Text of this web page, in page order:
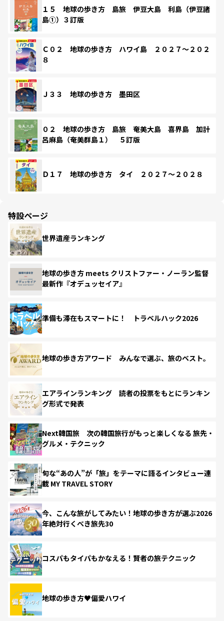
１５ 地球の歩き方 島旅 伊豆大島 利島（伊豆諸
島①）３訂版
Ｃ０２ 地球の歩き方 ハワイ島 ２０２７～２０２
８
Ｊ３３ 地球の歩き方 墨田区
０２ 地球の歩き方 島旅 奄美大島 喜界島 加計
呂麻島（奄美群島１） ５訂版
Ｄ１７ 地球の歩き方 タイ ２０２７～２０２８
特設ページ
世界遺産ランキング
地球の歩き方 meets クリストファー・ノーラン監督
最新作『オデュッセイア』
準備も滞在もスマートに！ トラベルハック2026
地球の歩き方アワード みんなで選ぶ、旅のベスト。
エアラインランキング 読者の投票をもとにランキン
グ形式で発表
Next韓国旅 次の韓国旅行がもっと楽しくなる 旅先・
グルメ・テクニック
旬な“あの人”が「旅」をテーマに語るインタビュー連
載 MY TRAVEL STORY
今、こんな旅がしてみたい！地球の歩き方が選ぶ2026
年絶対行くべき旅先30
コスパもタイパもかなえる！賢者の旅テクニック
地球の歩き方♥偏愛ハワイ